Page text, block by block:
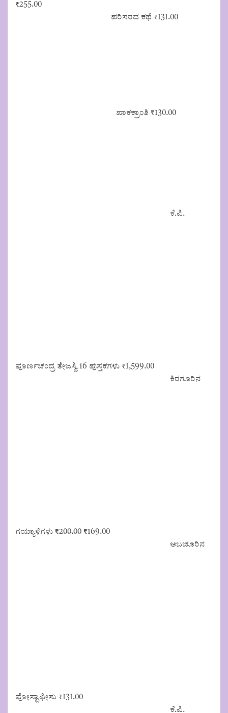
₹255.00
ಪರಿಸರದ ಕಥೆ ₹131.00
ಪಾಕಕ್ರಾಂತಿ ₹130.00
ಕೆ.ಪಿ.
ಪೂರ್ಣಚಂದ್ರ ತೇಜಸ್ವಿ 16 ಪುಸ್ತಕಗಳು ₹1,599.00
ಕಿರಗೂರಿನ
ಗಯ್ಯಾಳಿಗಳು ₹200.00 Original
₹169.00Current
ಅಬಚೂರಿನ
ಪೋಸ್ಟಾಫೀಸು ₹131.00
ಕೆ.ಪಿ.